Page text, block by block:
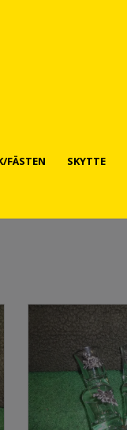
FÄSTEN SKYTTE